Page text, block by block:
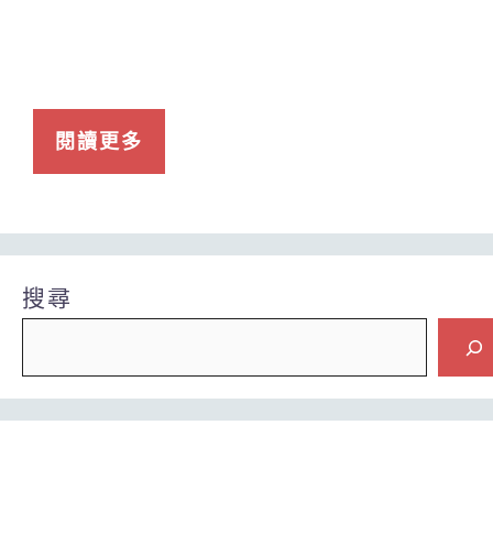
閱讀更多
搜尋